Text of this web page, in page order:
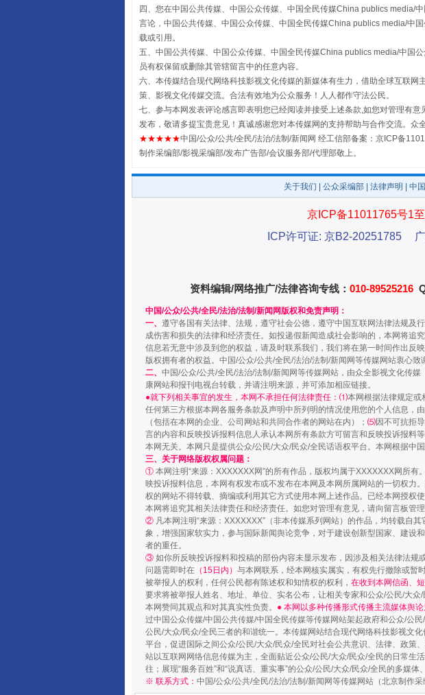
扯下公款旅游的“隐身衣” 如何以
“蜀中异人”王建安的艺术幻境
完善运行机制助力责任有效落实 一纸
四、您在中国公共传媒、中国公众传媒、中国全民传媒China publics media/
言论，中国公共传媒、中国公众传媒、中国全民传媒China publics media/中
载或引用。
五、中国公共传媒、中国公众传媒、中国全民传媒China publics media/中国
员有权保留或删除其管辖留言中的任意内容。
六、本传媒结合现代网络科技影视文化传媒的新媒体有生力，借助全球互联
策、影视文化传媒交流。合法有效地为公众服务！人人都作守法公民。
七、参与本网发表评论感言即表明您已经阅读并接受上述条款,如您对管理有
发布，敬请多提宝贵意见！真诚感谢您对本传媒网的支持帮助与合作交流。众
★★★★★中国/公众/公共/全民/法治/法制/新闻网 经工信部备案：京ICP备
制作采编部/影视采编部/发布广告部/会议服务部/代理部敬上。
关于我们 公众采编部 法律声明 | 中
京ICP备11011765号1
ICP许可证: 京B2-20251785
资料编辑/网络推广/法律咨询专线： 010-89525216
中国/公众/公共/全民/法治/法制/新闻网版权和免责声明：
一、 遵守各国有关法律、法规，遵守社会公德，遵守中国互联网法律法规及
成伤害和损失的法律和经济责任。如投递假新闻造成社会影响的，本网将
信息若无意中涉及到您的权益，请及时联系我们，我们将在第一时间作出反
版权拥有者的权益。中国/公众/公共/全民/法治/法制/新闻网等传媒网站衷心致
二、 中国/公众/公共/全民/法治/法制/新闻网等传媒网站，由众全影视文化传
康网站和报刊电视台转载，并请注明来源，并可添加相应链接。
●就下列相关事宜的发生，本网不承担任何法律责任：⑴本网根据法律规定或
任何第三方根据本网各服务条款及声明中所列明的情况使用您的个人信息，
（包括在本网的企业、公司网站和共同合作者的网站在内）； ⑸因不可抗拒
言的内容和反映投诉报料信息人承认本网所有条款方可留言和反映投诉报料
本网无关。本网只是提供公众/公民/大众/民众/全民话语权平台。本网根据中
三、关于网络版权权属问题：
① 本网注明“来源：XXXXXXX网”的所有作品，版权均属于XXXXXXX网所
映投诉报料信息，本网有权发布或不发布在本网及本网所属网站的一切权
权的网站不得转载、摘编或利用其它方式使用本网上述作品。已经本网授权
本网将追究其相关法律责任和经济责任。如您对管理有意见，请向留言板管理
② 凡本网注明“来源：XXXXXXX”（非本传媒系列网站）的作品，均转载自
象，增强国家软实力，参与国际新闻舆论竞争，对于建设创新型国家、建设
者的重任。
③ 如你所反映投诉报料和投稿的部份内容未显示发布，因涉及相关法律法
问题需即时在 （15日内） 与本网联系，经本网核实属实，有权先行撤除或暂
被举报人的权利，任何公民都有陈述权和知情权的权利， 在收到本网信函、
要求将被举报人姓名、地址、单位、实名公布，让相关专家和公众/公民/大
本网赞同其观点和对其真实性负责。 ● 本网以多种传播形式传播主流媒体舆论
过中国公众传媒/中国公共传媒/中国全民传媒等传媒网站架起政府和公众/公
公民/大众/民众/全民三者的和谐统一。本传媒网站结合现代网络科技影视文
平台，促进国际之间公众/公民/大众/民众/全民对社会公共意识、法律、政策
站以互联网网络信息传媒为主，全面贴近公众/公民/大众/民众/全民的日常生
往；展现“服务百姓”和“说真话、重实事”的公众/公民/大众/民众/全民的多媒体
※ 联系方式： 中国/公众/公共/全民/法治/法制/新闻网等传媒网站（北京制作采